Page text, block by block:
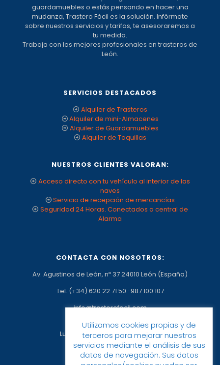
guardamuebles o estás pensando en hacer una
mudanza, Trastero Fácil es la solución. Infórmate
sobre nuestros servicios y tarifas, te asesoraremos a
tu medida.
Trabaja con los mejores profesionales en trasteros de
León.
SERVICIOS DESTACADOS
Alquiler de Trasteros
Alquiler de mini-Almacenes
Alquiler de Guardamuebles
Alquiler de Taquillas
NUESTROS CLIENTES VALORAN:
Acceso directo con tu vehículo al interior de las
naves
Servicio de recepción de mercancías
Seguridad 24 Horas. Conectados a central de
Alarma
CONTACTA CON NOSOTROS:
Av. Agustinos de León, nº 37 24010 León (España)
Tel.:(+34) 620 22 71 50 · 987 100 107
info@trasterofacil.com
Horario:
Lunes a Viernes: 09:00h a 17:00h
Utilizamos cookies propias y de
terceros para mejorar nuestros
servicios mediante el análisis de sus
datos de navegación. Sus datos